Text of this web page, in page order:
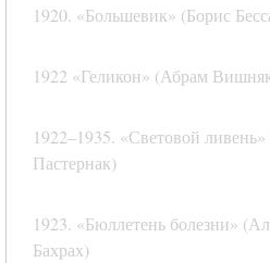
1920. «Большевик» (Борис
1922 «Геликон» (Абрам
1922–1935. «Световой
Пастернак)
1923. «Бюллетень болезни»
Бахрах)